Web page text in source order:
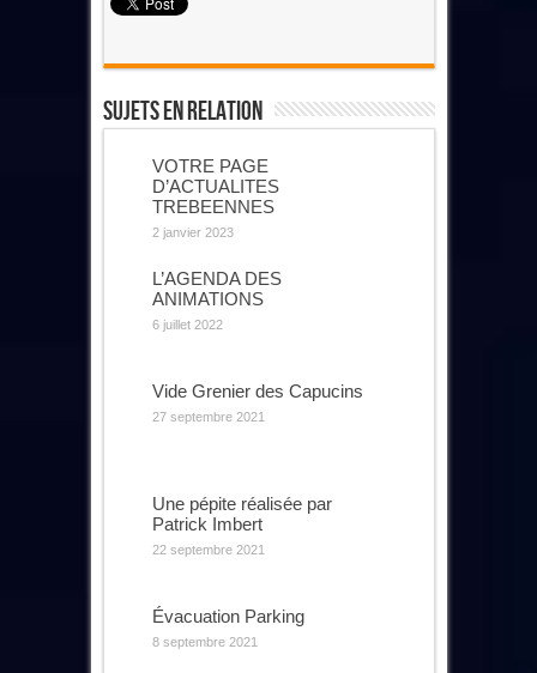
Sujets En Relation
VOTRE PAGE
D’ACTUALITES
TREBEENNES
2 janvier 2023
L’AGENDA DES
ANIMATIONS
6 juillet 2022
Vide Grenier des Capucins
27 septembre 2021
Une pépite réalisée par
Patrick Imbert
22 septembre 2021
Évacuation Parking
8 septembre 2021